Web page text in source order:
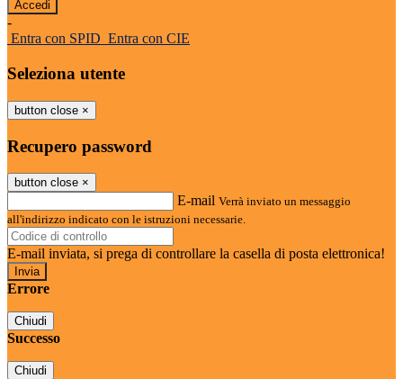
-
Entra con SPID Entra con CIE
Seleziona utente
button close ×
Recupero password
button close ×
E-mail Verrà inviato un messaggio
all'indirizzo indicato con le istruzioni necessarie.
E-mail inviata, si prega di controllare la casella di posta elettronica!
Errore
Chiudi
Successo
Chiudi